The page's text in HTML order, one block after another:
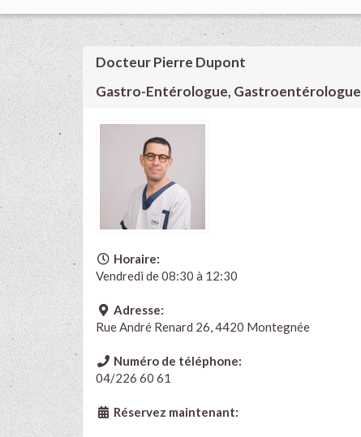
Docteur Pierre Dupont
Gastro-Entérologue, Gastroentérologue
Horaire:
Vendredi de 08:30 à 12:30
Adresse:
Rue André Renard 26, 4420 Montegnée
Numéro de téléphone:
04/226 60 61
Réservez maintenant: